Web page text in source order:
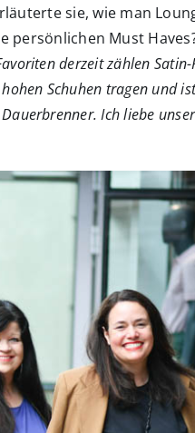
sie, wie man
persönlichen Must
derzeit zählen
Schuhen tragen und
Ich liebe